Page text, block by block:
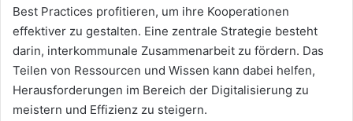
Best Practices profitieren, um ihre Kooperationen
effektiver zu gestalten. Eine zentrale Strategie besteht
darin, interkommunale Zusammenarbeit zu fördern. Das
Teilen von Ressourcen und Wissen kann dabei helfen,
Herausforderungen im Bereich der Digitalisierung zu
meistern und Effizienz zu steigern.